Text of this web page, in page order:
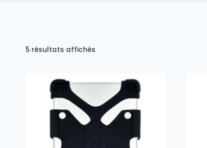
5 résultats affichés
récent
au
plus